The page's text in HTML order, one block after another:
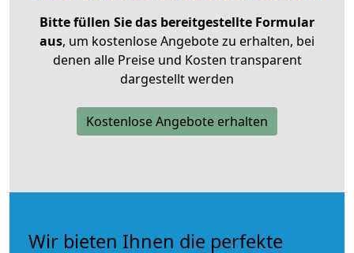
Bitte füllen Sie das bereitgestellte Formular
aus, um kostenlose Angebote zu erhalten, bei
denen alle Preise und Kosten transparent
dargestellt werden
Kostenlose Angebote erhalten
Wir bieten Ihnen die perfekte